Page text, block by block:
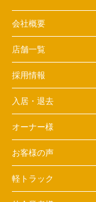
会社概要
店舗一覧
採用情報
入居・退去
オーナー様
お客様の声
軽トラック